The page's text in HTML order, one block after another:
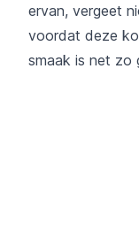
ervan, vergeet
voordat deze
smaak is net zo